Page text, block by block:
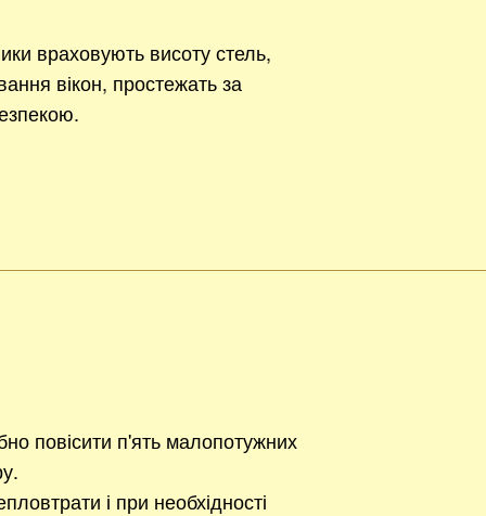
враховують висоту стель,
вікон, простежать за
повісити п'ять малопотужних
і при необхідності